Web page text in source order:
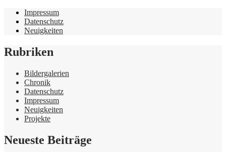
Impressum
Datenschutz
Neuigkeiten
Rubriken
Bildergalerien
Chronik
Datenschutz
Impressum
Neuigkeiten
Projekte
Neueste Beiträge